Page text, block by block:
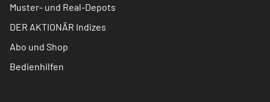
Muster- und Real-Depots
DER AKTIONÄR Indizes
Abo und Shop
Bedienhilfen